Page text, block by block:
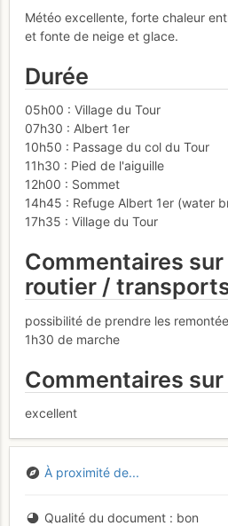
Météo excellente, forte chaleur
et fonte de neige et glace.
Durée
05h00 : Village du Tour
07h30 : Albert 1er
10h50 : Passage du col du Tour
11h30 : Pied de l'aiguille
12h00 : Sommet
14h45 : Refuge Albert 1er (water
17h35 : Village du Tour
Commentaires
routier /
possibilité de prendre les
1h30 de marche
Commentaires
excellent
À proximité de...
Qualité du document bon